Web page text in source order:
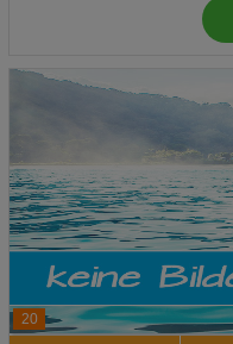
20